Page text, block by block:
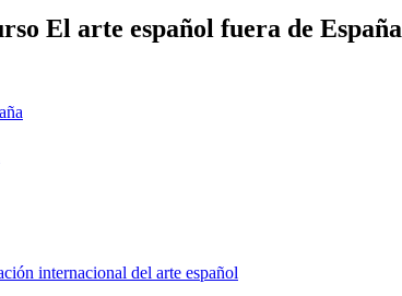
El arte español fuera de España